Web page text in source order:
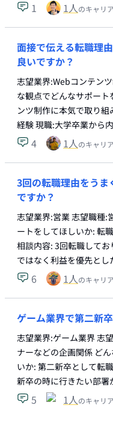
1 1人のキャリ
面接で伝える転職理
良いですか？
志望業界:Webコンテン
な観点でどんなサポー
ンツ制作に本気で取り
経験 現職:大学卒業から
4 1人のキャリ
3回の転職理由をう
ですか？
志望業界:営業 志望職種:
ートをしてほしいか: 転
相談内容: 3回転職して
ではなく利益を優先と
6 1人のキャリ
ゲーム業界で第二新
志望業界:ゲーム業界 志
ナーなどの企画関係 ど
いか: 第二新卒として転
新卒の時に行きたい部
5 1人のキャリ